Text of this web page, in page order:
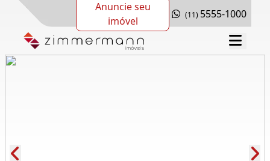
Anuncie seu
imóvel
(11) 5555-1000